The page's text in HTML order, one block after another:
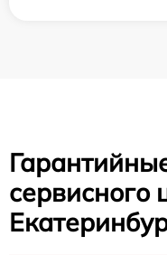
сервисного